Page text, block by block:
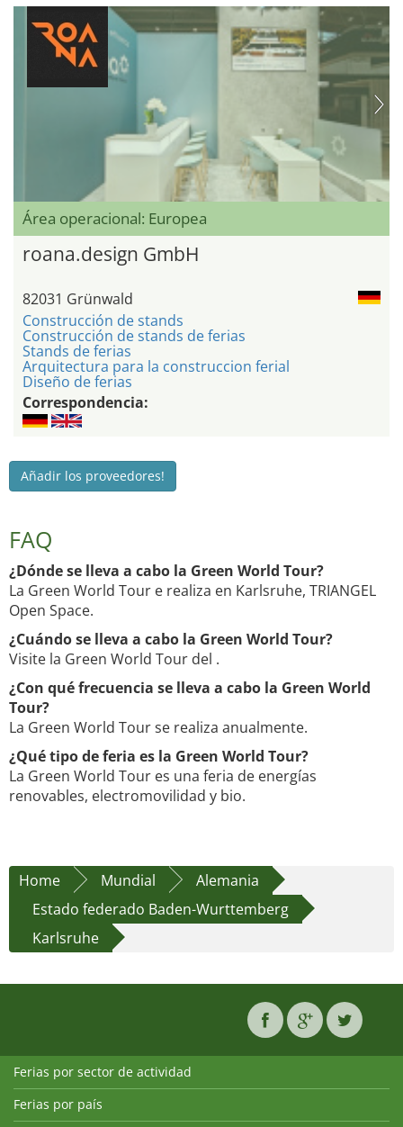
Área operacional: Europea
roana.design GmbH
82031 Grünwald
Construcción de stands
Construcción de stands de ferias
Stands de ferias
Arquitectura para la construccion ferial
Diseño de ferias
Correspondencia:
Añadir los proveedores!
FAQ
¿Dónde se lleva a cabo la Green World Tour?
La Green World Tour e realiza en Karlsruhe, TRIANGEL
Open Space.
¿Cuándo se lleva a cabo la Green World Tour?
Visite la Green World Tour del .
¿Con qué frecuencia se lleva a cabo la Green World
Tour?
La Green World Tour se realiza anualmente.
¿Qué tipo de feria es la Green World Tour?
La Green World Tour es una feria de energías
renovables, electromovilidad y bio.
Home Mundial
Alemania
Estado federado Baden-Wurttemberg
Karlsruhe
Ferias por sector de actividad
Ferias por país